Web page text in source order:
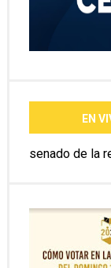
EN
senado de la